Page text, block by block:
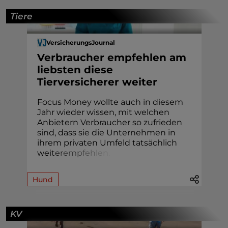
Tiere
VersicherungsJournal
Verbraucher empfehlen am
liebsten diese
Tierversicherer weiter
Focus Money wollte auch in diesem
Jahr wieder wissen, mit welchen
Anbietern Verbraucher so zufrieden
sind, dass sie die Unternehmen in
ihrem privaten Umfeld tatsächlich
weiterempfeh le
Hund
KV